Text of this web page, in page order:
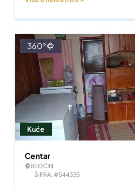
Kuće
360°
Centar
BEOČIN
ŠIFRA: #544335